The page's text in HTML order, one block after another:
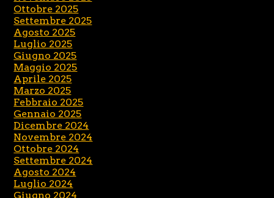
Ottobre 2025
Settembre 2025
Agosto 2025
Luglio 2025
Giugno 2025
Maggio 2025
Aprile 2025
Marzo 2025
Febbraio 2025
Gennaio 2025
Dicembre 2024
Novembre 2024
Ottobre 2024
Settembre 2024
Agosto 2024
Luglio 2024
Giugno 2024